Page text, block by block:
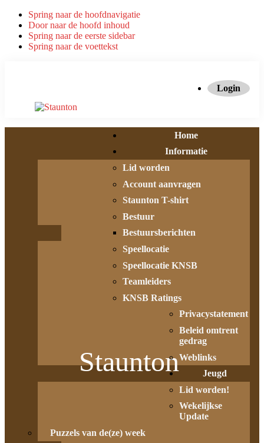
Spring naar de hoofdnavigatie
Door naar de hoofd inhoud
Spring naar de eerste sidebar
Spring naar de voettekst
Login
Staunton
Home
Informatie
Lid worden
Account aanvragen
Staunton T-shirt
Bestuur
Bestuursberichten
Speellocatie
Speellocatie KNSB
Teamleiders
KNSB Ratings
Privacystatement
Beleid omtrent
gedrag
Weblinks
Jeugd
Lid worden!
Wekelijkse
Update
Puzzels van de(ze) week